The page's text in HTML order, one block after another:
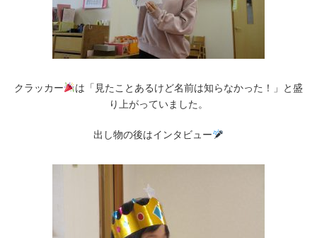
クラッカー
は「見たことあるけど名前は知らなかった！」と盛
り上がっていました。
出し物の後はインタビュー